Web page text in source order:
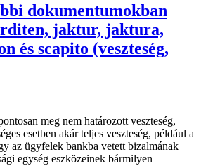
dokumentumokban
jaktur, jaktura,
és scapito (veszteség,
meg nem határozott veszteség,
esetben akár teljes veszteség, például a
az ügyfelek bankba vetett bizalmának
egység eszközeinek bármilyen